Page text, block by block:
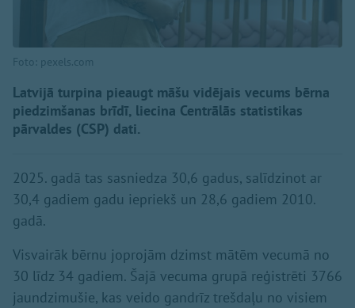
Foto: pexels.com
Latvijā turpina pieaugt māšu vidējais vecums bērna
piedzimšanas brīdī, liecina Centrālās statistikas
pārvaldes (CSP) dati.
2025. gadā tas sasniedza 30,6 gadus, salīdzinot ar
30,4 gadiem gadu iepriekš un 28,6 gadiem 2010.
gadā.
Visvairāk bērnu joprojām dzimst mātēm vecumā no
30 līdz 34 gadiem. Šajā vecuma grupā reģistrēti 3766
jaundzimušie, kas veido gandrīz trešdaļu no visiem